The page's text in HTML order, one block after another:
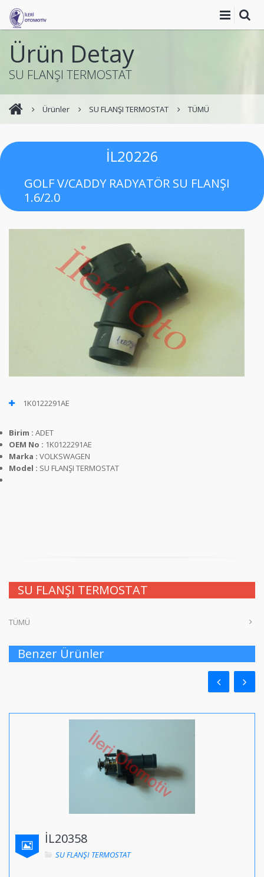
Ürün Detay
SU FLANŞI TERMOSTAT
Ürünler SU FLANŞI TERMOSTAT TÜMÜ
İL20226
GOLF V/CADDY RADYATÖR SU FLANŞI
1.6/2.0
1K0122291AE
Birim : ADET
OEM No : 1K0122291AE
Marka : VOLKSWAGEN
Model : SU FLANŞI TERMOSTAT
SU FLANŞI TERMOSTAT
TÜMÜ
Benzer Ürünler
İL20358
SU FLANŞI TERMOSTAT